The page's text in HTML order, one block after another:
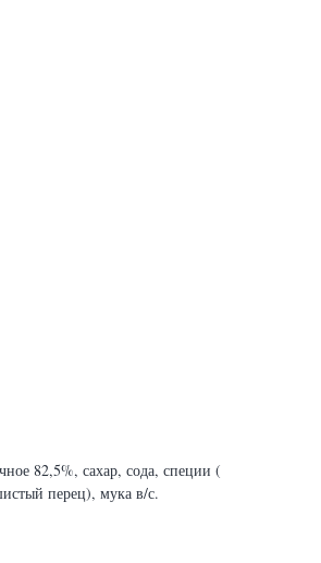
82,5%, сахар, сода, специи (
перец), мука в/с.